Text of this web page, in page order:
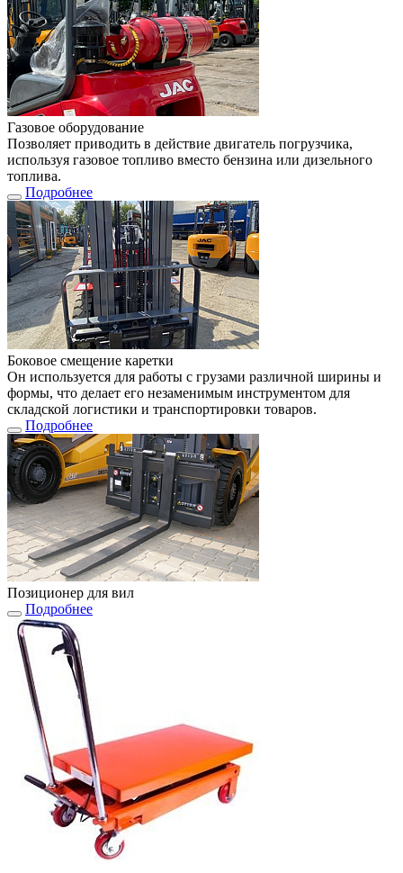
Газовое оборудование
Позволяет приводить в действие двигатель погрузчика,
используя газовое топливо вместо бензина или дизельного
топлива.
Подробнее
Боковое смещение каретки
Он используется для работы с грузами различной ширины и
формы, что делает его незаменимым инструментом для
складской логистики и транспортировки товаров.
Подробнее
Позиционер для вил
Подробнее